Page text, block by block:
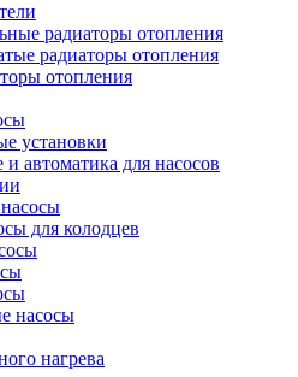
радиаторы отопления
радиаторы отопления
отопления
установки
автоматика для насосов
для колодцев
насосы
нагрева